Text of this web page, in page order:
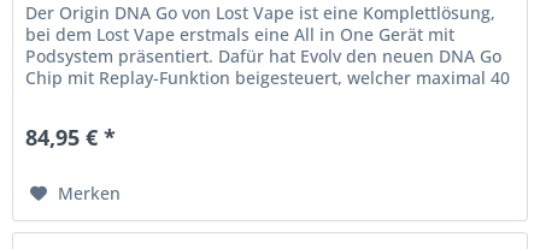
Der Origin DNA Go von Lost Vape ist eine Komplettlösung,
bei dem Lost Vape erstmals eine All in One Gerät mit
Podsystem präsentiert. Dafür hat Evolv den neuen DNA Go
Chip mit Replay-Funktion beigesteuert, welcher maximal 40
84,95 € *
Merken